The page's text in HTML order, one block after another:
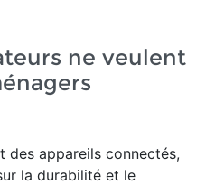
ne veulent
des appareils connectés,
la durabilité et le